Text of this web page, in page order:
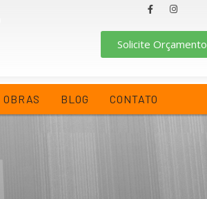
Solicite Orçamento
OBRAS BLOG CONTATO